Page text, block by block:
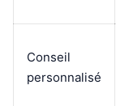
Conseil
personnalisé